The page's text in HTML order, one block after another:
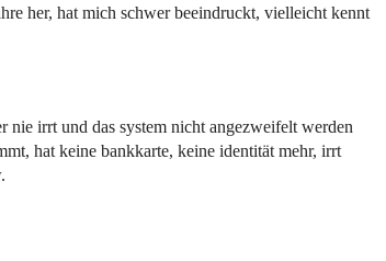
her, hat mich schwer beeindruckt, vielleicht kennt
nie irrt und das system nicht angezweifelt werden
hat keine bankkarte, keine identität mehr, irrt